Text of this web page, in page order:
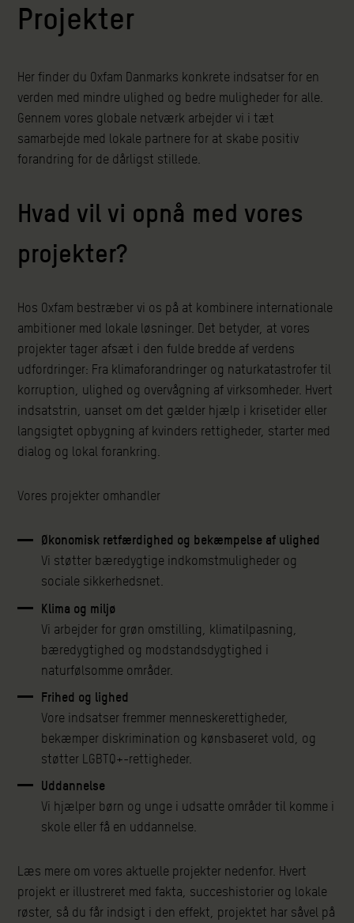
Projekter
Her finder du Oxfam Danmarks konkrete indsatser for en
verden med mindre ulighed og bedre muligheder for alle.
Gennem vores globale netværk arbejder vi i tæt
samarbejde med lokale partnere for at skabe positiv
forandring for de dårligst stillede.
Hvad vil vi opnå med vores
projekter?
Hos Oxfam bestræber vi os på at kombinere internationale
ambitioner med lokale løsninger. Det betyder, at vores
projekter tager afsæt i den fulde bredde af verdens
udfordringer: Fra klimaforandringer og naturkatastrofer til
korruption, ulighed og overvågning af virksomheder. Hvert
indsatstrin, uanset om det gælder hjælp i krisetider eller
langsigtet opbygning af kvinders rettigheder, starter med
dialog og lokal forankring.
Vores projekter omhandler
Økonomisk retfærdighed og bekæmpelse af ulighed
Vi støtter bæredygtige indkomstmuligheder og
sociale sikkerhedsnet.
Klima og miljø
Vi arbejder for grøn omstilling, klimatilpasning,
bæredygtighed og modstandsdygtighed i
naturfølsomme områder.
Frihed og lighed
Vore indsatser fremmer menneskerettigheder,
bekæmper diskrimination og kønsbaseret vold, og
støtter LGBTQ+-rettigheder.
Uddannelse
Vi hjælper børn og unge i udsatte områder til komme i
skole eller få en uddannelse.
Læs mere om vores aktuelle projekter nedenfor. Hvert
projekt er illustreret med fakta, succeshistorier og lokale
røster, så du får indsigt i den effekt, projektet har såvel på